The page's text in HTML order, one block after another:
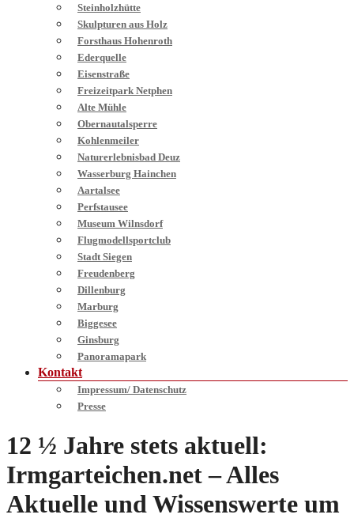
Steinholzhütte
Skulpturen aus Holz
Forsthaus Hohenroth
Ederquelle
Eisenstraße
Freizeitpark Netphen
Alte Mühle
Obernautalsperre
Kohlenmeiler
Naturerlebnisbad Deuz
Wasserburg Hainchen
Aartalsee
Perfstausee
Museum Wilnsdorf
Flugmodellsportclub
Stadt Siegen
Freudenberg
Dillenburg
Marburg
Biggesee
Ginsburg
Panoramapark
Kontakt
Impressum/ Datenschutz
Presse
12 ½ Jahre stets aktuell:
Irmgarteichen.net – Alles
Aktuelle und Wissenswerte um